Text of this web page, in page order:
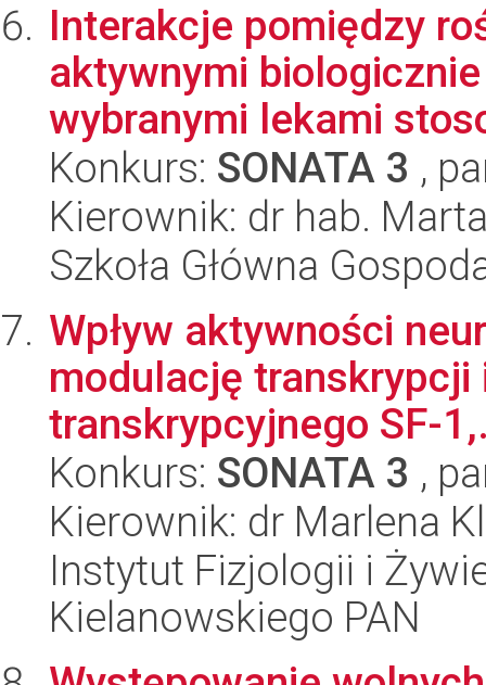
Interakcje pomiędzy
aktywnymi
wybranymi lekami
Konkurs: SONATA 3 ,
Kierownik: dr hab.
Szkoła Główna
Wpływ aktywności
modulację
transkrypcyjnego SF-
Konkurs: SONATA 3 ,
Kierownik: dr Marlena
Instytut Fizjologii i
Kielanowskiego PAN